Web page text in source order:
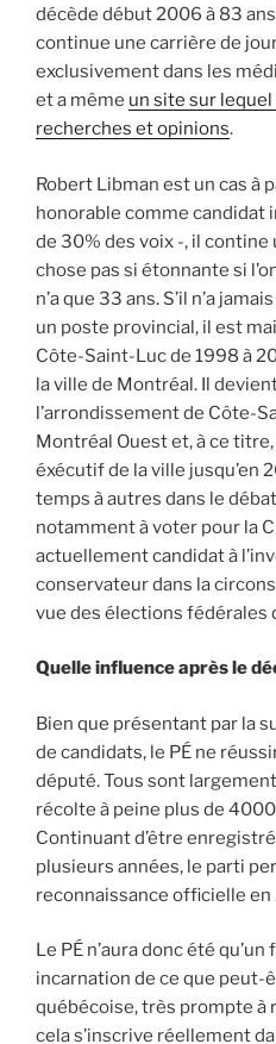
décède début 2006 à 83
continue une carrière de
exclusivement dans les
et a même un site sur
recherches et opinions.
Robert Libman est un cas à
honorable comme candidat
de 30% des voix -, il
chose pas si étonnante si
n’a que 33 ans. S’il n’a
un poste provincial, il est
Côte-Saint-Luc de 1998 à
la ville de Montréal. Il
l’arrondissement de Côte-
Montréal Ouest et, à ce
éxécutif de la ville jusqu’en
temps à autres dans le
notamment à voter pour la
actuellement candidat à
conservateur dans la
vue des élections fédérales
Quelle influence après le
Bien que présentant par la
de candidats, le PÉ ne
député. Tous sont
récolte à peine plus de
Continuant d’être
plusieurs années, le parti
reconnaissance officielle en
Le PÉ n’aura donc été
incarnation de ce que peut-
québécoise, très prompte à
cela s’inscrive réellement